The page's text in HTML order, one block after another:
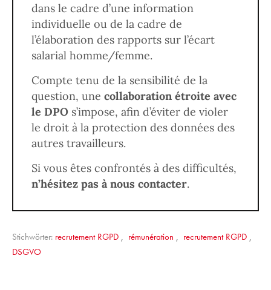
dans le cadre d’une information
individuelle ou de la cadre de
l’élaboration des rapports sur l’écart
salarial homme/femme.
Compte tenu de la sensibilité de la
question, une collaboration étroite avec
le DPO s’impose, afin d’éviter de violer
le droit à la protection des données des
autres travailleurs.
Si vous êtes confrontés à des difficultés,
n’hésitez pas à nous contacter.
Stichwörter: recrutement RGPD , rémunération , recrutement RGPD ,
DSGVO